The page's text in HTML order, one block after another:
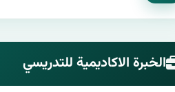
الخبرة الاكاديمية للتدريسي